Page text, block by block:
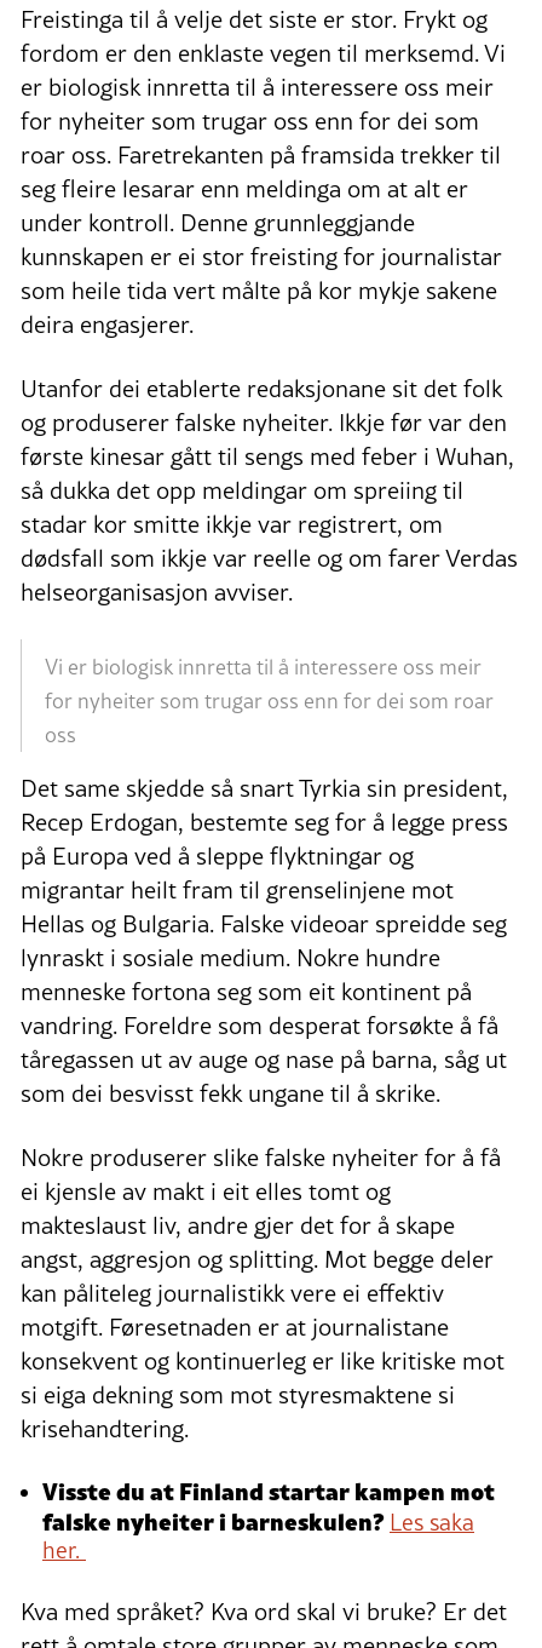
Freistinga til å velje det siste er stor. Frykt og
fordom er den enklaste vegen til merksemd. Vi
er biologisk innretta til å interessere oss meir
for nyheiter som trugar oss enn for dei som
roar oss. Faretrekanten på framsida trekker til
seg fleire lesarar enn meldinga om at alt er
under kontroll. Denne grunnleggjande
kunnskapen er ei stor freisting for journalistar
som heile tida vert målte på kor mykje sakene
deira engasjerer.
Utanfor dei etablerte redaksjonane sit det folk
og produserer falske nyheiter. Ikkje før var den
første kinesar gått til sengs med feber i Wuhan,
så dukka det opp meldingar om spreiing til
stadar kor smitte ikkje var registrert, om
dødsfall som ikkje var reelle og om farer Verdas
helseorganisasjon avviser.
Vi er biologisk innretta til å interessere oss meir
for nyheiter som trugar oss enn for dei som roar
oss
Det same skjedde så snart Tyrkia sin president,
Recep Erdogan, bestemte seg for å legge press
på Europa ved å sleppe flyktningar og
migrantar heilt fram til grenselinjene mot
Hellas og Bulgaria. Falske videoar spreidde seg
lynraskt i sosiale medium. Nokre hundre
menneske fortona seg som eit kontinent på
vandring. Foreldre som desperat forsøkte å få
tåregassen ut av auge og nase på barna, såg ut
som dei besvisst fekk ungane til å skrike.
Nokre produserer slike falske nyheiter for å få
ei kjensle av makt i eit elles tomt og
makteslaust liv, andre gjer det for å skape
angst, aggresjon og splitting. Mot begge deler
kan påliteleg journalistikk vere ei effektiv
motgift. Føresetnaden er at journalistane
konsekvent og kontinuerleg er like kritiske mot
si eiga dekning som mot styresmaktene si
krisehandtering.
Visste du at Finland startar kampen mot
falske nyheiter i barneskulen?Les saka
her.
Kva med språket? Kva ord skal vi bruke? Er det